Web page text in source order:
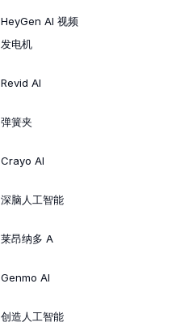
HeyGen AI 视频
发电机
Revid AI
弹簧夹
Crayo AI
深脑人工智能
莱昂纳多 A
Genmo AI
创造人工智能